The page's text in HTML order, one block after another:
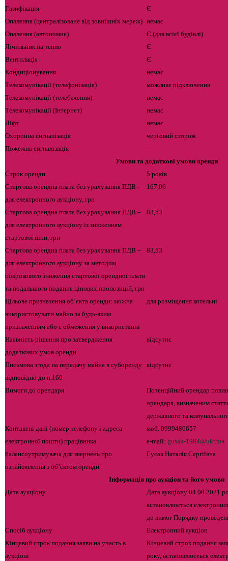
Газифікація
Є
Опалення (централізоване від зовнішніх мереж) немає
Опалення (автономне)
Є (для всієї будівлі)
Лічильник на тепло
Є
Вентиляція
Є
Кондиціонування
немає
Телекомунікації (телефонізація)
можливе підключення
Телекомунікації (телебачення)
немає
Телекомунікації (Інтернет)
немає
Ліфт
немає
Охоронна сигналізація
черговий сторож
Пожежна сигналізація
-
Умови та додаткові умови оренди
Строк оренди
5 років
Стартова орендна плата без урахування ПДВ –
для електронного аукціону, грн
167,06
Стартова орендна плата без урахування ПДВ –
для електронного аукціону із зниженням
стартової ціни, грн
83,53
Стартова орендна плата без урахування ПДВ –
для електронного аукціону за методом
покрокового зниження стартової орендної плати
та подальшого подання цінових пропозицій, грн
83,53
Цільове призначення об’єкта оренди: можна
використовувати майно за будь-яким
призначенням або є обмеження у використанні
для розміщення котельні
Наявність рішення про затвердження
додаткових умов оренди
відсутнє
Письмова згода на передачу майна в суборенду
відповідно до п.169
відсутнє
Вимоги до орендаря
Потенційний орендар
орендаря, визначеним
державного та
Контактні дані (номер телефону і адреса
електронної пошти) працівника
балансоутримувача для звернень про
ознайомлення з об’єктом оренди
моб. 0999486657
e-mail: gusak-1984@ukr.net
Гусак Наталія Сергіївна
Інформація про аукціон та його умови
Дата аукціону
Дата аукціону 04.08.2021
встановлюється
до вимог Порядку
Спосіб аукціону
Електронний аукціон
Кінцевий строк подання заяви на участь в
аукціоні
Кінцевий строк подання
року, встановлюється